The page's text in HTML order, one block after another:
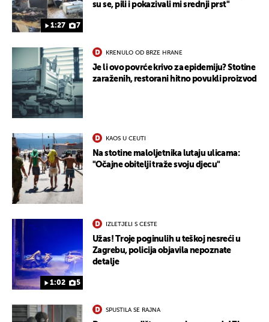
1:27 7
su se, pili i pokazivali mi srednji prst"
KRENULO OD BRZE HRANE
Je li ovo povrće krivo za epidemiju? Stotine
zaraženih, restorani hitno povukli proizvod
KAOS U CEUTI
Na stotine maloljetnika lutaju ulicama:
"Očajne obitelji traže svoju djecu"
1:02 5
IZLETJELI S CESTE
Užas! Troje poginulih u teškoj nesreći u
Zagrebu, policija objavila nepoznate
detalje
SPUSTILA SE RAJNA